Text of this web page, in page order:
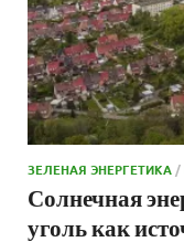
ЗЕЛЕНАЯ ЭНЕРГЕТИКА /
Солнечная
уголь как